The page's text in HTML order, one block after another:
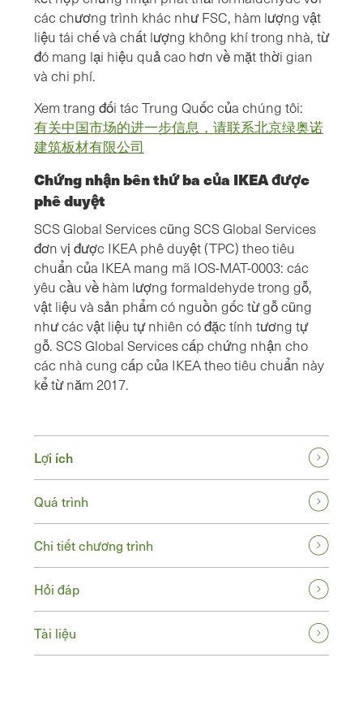
các chương trình khác như FSC, hàm lượng vật
liệu tái chế và chất lượng không khí trong nhà, từ
đó mang lại hiệu quả cao hơn về mặt thời gian
và chi phí.
Xem trang đối tác Trung Quốc của chúng tôi:
有关中国市场的进一步信息，请联系北京绿奥诺
建筑板材有限公司
Chứng nhận bên thứ ba của IKEA được
phê duyệt
SCS Global Services cũng SCS Global Services
đơn vị được IKEA phê duyệt (TPC) theo tiêu
chuẩn của IKEA mang mã IOS-MAT-0003: các
yêu cầu về hàm lượng formaldehyde trong gỗ,
vật liệu và sản phẩm có nguồn gốc từ gỗ cũng
như các vật liệu tự nhiên có đặc tính tương tự
gỗ. SCS Global Services cấp chứng nhận cho
các nhà cung cấp của IKEA theo tiêu chuẩn này
kể từ năm 2017.
Lợi ích
Quá trình
Chi tiết chương trình
Hỏi đáp
Tài liệu